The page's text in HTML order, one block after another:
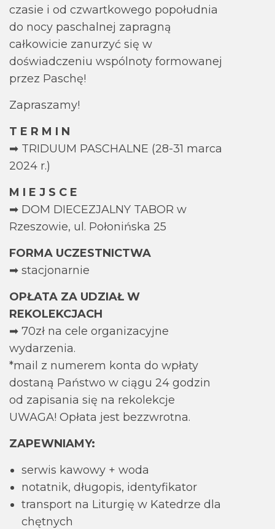
czasie i od czwartkowego popołudnia
do nocy paschalnej zapragną
całkowicie zanurzyć się w
doświadczeniu wspólnoty formowanej
przez Paschę!
Zapraszamy!
T E R M I N
➡ TRIDUUM PASCHALNE (28-31 marca
2024 r.)
M I E J S C E
➡ DOM DIECEZJALNY TABOR w
Rzeszowie, ul. Połonińska 25
FORMA UCZESTNICTWA
➡ stacjonarnie
OPŁATA ZA UDZIAŁ W
REKOLEKCJACH
➡ 70zł na cele organizacyjne
wydarzenia.
*mail z numerem konta do wpłaty
dostaną Państwo w ciągu 24 godzin
od zapisania się na rekolekcje
UWAGA! Opłata jest bezzwrotna.
ZAPEWNIAMY:
serwis kawowy + woda
notatnik, długopis, identyfikator
transport na Liturgię w Katedrze dla
chętnych